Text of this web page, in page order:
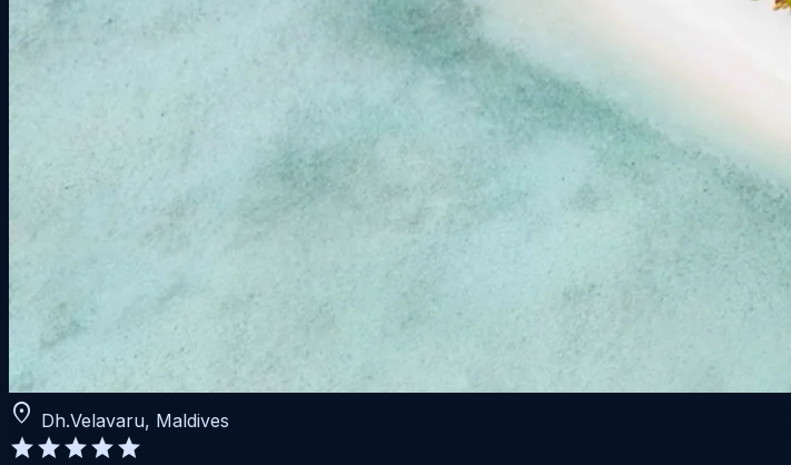
location_on Dh.Velavaru, Maldives
starstarstarstarstar